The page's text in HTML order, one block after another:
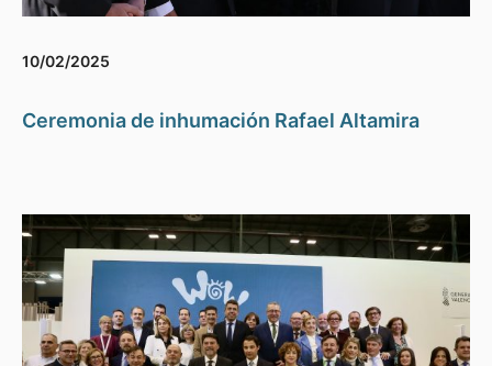
10/02/2025
Ceremonia de inhumación Rafael Altamira